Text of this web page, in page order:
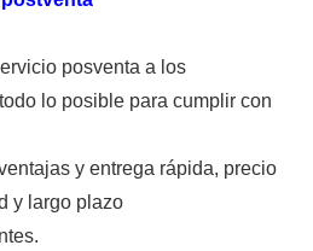
posventa a los
lo posible para cumplir con
y entrega rápida, precio
y largo plazo